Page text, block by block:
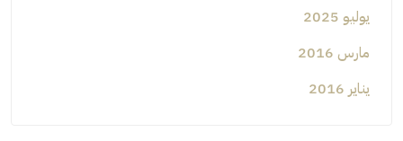
يوليو 2025
مارس 2016
يناير 2016